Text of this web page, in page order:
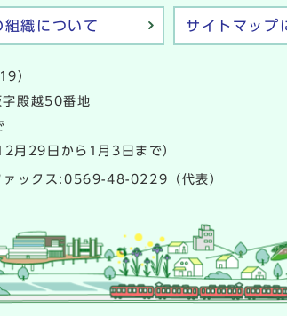
組織について サイトマップ
）
殿越50番地
月29日から1月3日まで）
ァックス:0569-48-0229（代表）